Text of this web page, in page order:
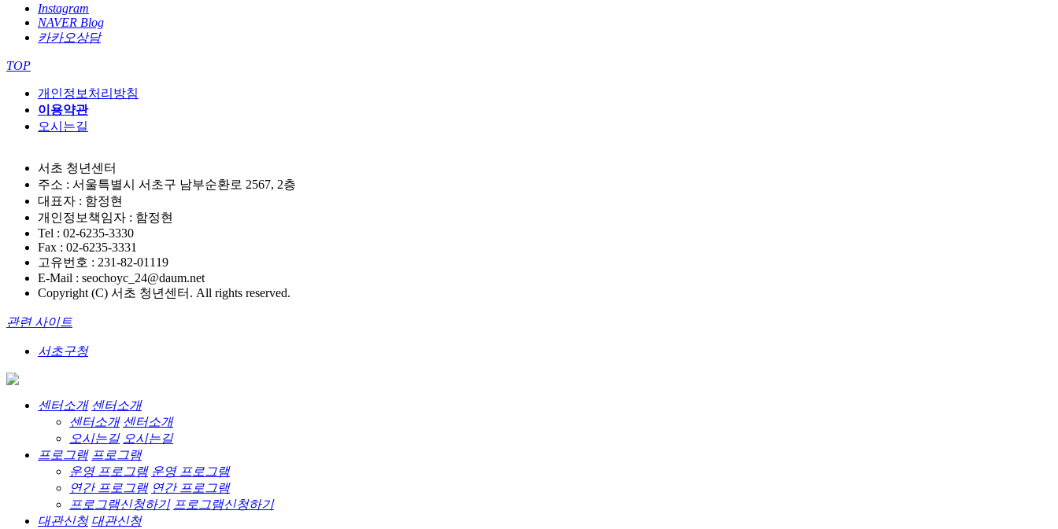
Instagram
NAVER Blog
카카오상담
TOP
개인정보처리방침
이용약관
오시는길
서초 청년센터
주소 : 서울특별시 서초구 남부순환로 2567, 2층
대표자 : 함정현
개인정보책임자 : 함정현
Tel : 02-6235-3330
Fax : 02-6235-3331
고유번호 : 231-82-01119
E-Mail : seochoyc_24@daum.net
Copyright (C) 서초 청년센터. All rights reserved.
관련 사이트
서초구청
센터소개 센터소개
센터소개 센터소개
오시는길 오시는길
프로그램 프로그램
운영 프로그램 운영 프로그램
연간 프로그램 연간 프로그램
프로그램신청하기 프로그램신청하기
대관신청 대관신청